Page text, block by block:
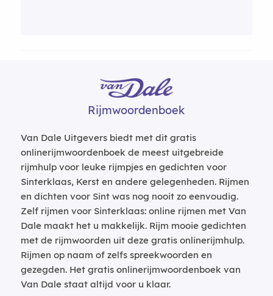
Rijmwoordenboek
Van Dale Uitgevers biedt met dit gratis
onlinerijmwoordenboek de meest uitgebreide
rijmhulp voor leuke rijmpjes en gedichten voor
Sinterklaas, Kerst en andere gelegenheden. Rijmen
en dichten voor Sint was nog nooit zo eenvoudig.
Zelf rijmen voor Sinterklaas: online rijmen met Van
Dale maakt het u makkelijk. Rijm mooie gedichten
met de rijmwoorden uit deze gratis onlinerijmhulp.
Rijmen op naam of zelfs spreekwoorden en
gezegden. Het gratis onlinerijmwoordenboek van
Van Dale staat altijd voor u klaar.